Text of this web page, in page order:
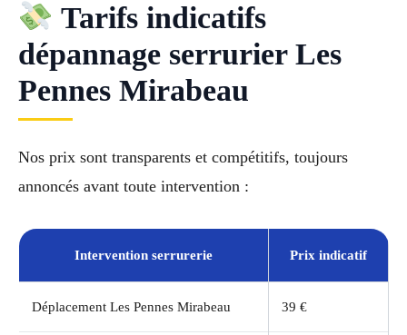
Tarifs indicatifs
dépannage serrurier Les
Pennes Mirabeau
Nos prix sont transparents et compétitifs, toujours
annoncés avant toute intervention :
Intervention serrurerie Prix indicatif
Déplacement Les Pennes Mirabeau 39 €